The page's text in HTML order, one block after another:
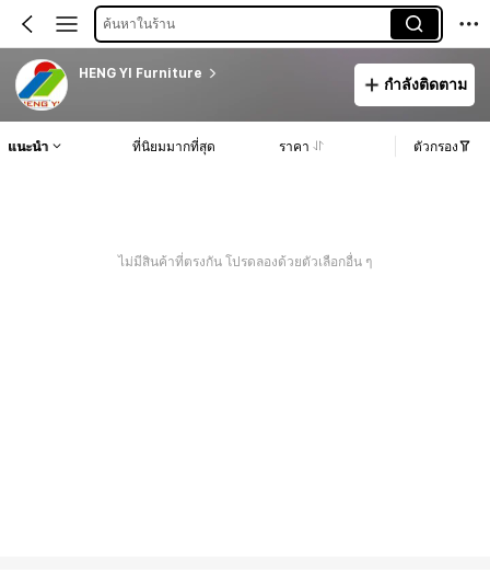
ค้นหาในร้าน
HENG YI Furniture
กำลังติดตาม
แนะนำ ที่นิยมมากที่สุด ราคา ตัวกรอง
ไม่มีสินค้าที่ตรงกัน โปรดลองด้วยตัวเลือกอื่น ๆ